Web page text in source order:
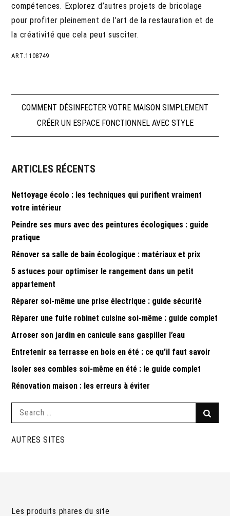
compétences. Explorez d’autres projets de bricolage
pour profiter pleinement de l’art de la restauration et de
la créativité que cela peut susciter.
ART.1108749
Navigation
de
l’article
COMMENT DÉSINFECTER VOTRE MAISON SIMPLEMENT
CRÉER UN ESPACE FONCTIONNEL AVEC STYLE
ARTICLES RÉCENTS
Nettoyage écolo : les techniques qui purifient vraiment
votre intérieur
Peindre ses murs avec des peintures écologiques : guide
pratique
Rénover sa salle de bain écologique : matériaux et prix
5 astuces pour optimiser le rangement dans un petit
appartement
Réparer soi-même une prise électrique : guide sécurité
Réparer une fuite robinet cuisine soi-même : guide complet
Arroser son jardin en canicule sans gaspiller l’eau
Entretenir sa terrasse en bois en été : ce qu’il faut savoir
Isoler ses combles soi-même en été : le guide complet
Rénovation maison : les erreurs à éviter
Search
AUTRES SITES
Les produits phares du site